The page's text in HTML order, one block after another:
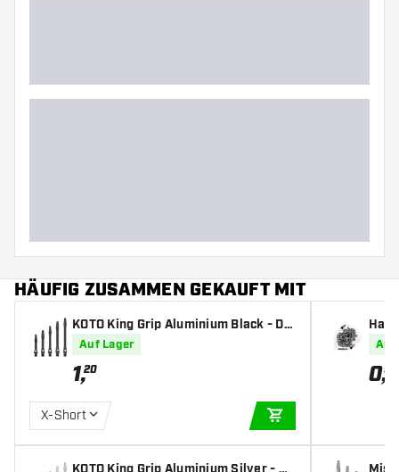
HÄUFIG ZUSAMMEN GEKAUFT MIT
KOTO King Grip Aluminium Black - Da
rt Shafts
Auf Lager
1,20
X-Short
tAuf
0,95